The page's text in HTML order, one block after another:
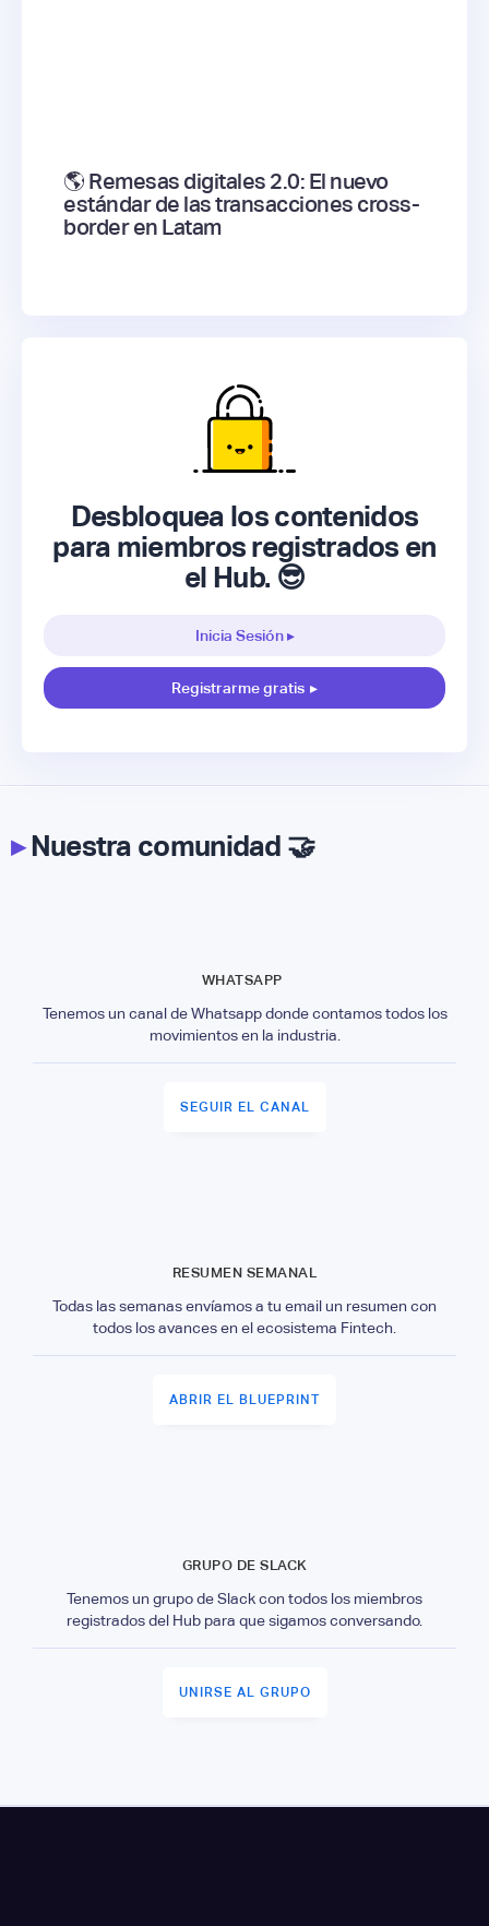
🌎 Remesas digitales 2.0: El nuevo
estándar de las transacciones cross-
border en Latam
Desbloquea los contenidos
para miembros registrados en
el Hub. 😎
Inicia Sesión ▸
Registrarme gratis ▸
▸Nuestra comunidad 🤝
WHATSAPP
Tenemos un canal de Whatsapp donde contamos todos los
movimientos en la industria.
SEGUIR EL CANAL
RESUMEN SEMANAL
Todas las semanas envíamos a tu email un resumen con
todos los avances en el ecosistema Fintech.
ABRIR EL BLUEPRINT
GRUPO DE SLACK
Tenemos un grupo de Slack con todos los miembros
registrados del Hub para que sigamos conversando.
UNIRSE AL GRUPO